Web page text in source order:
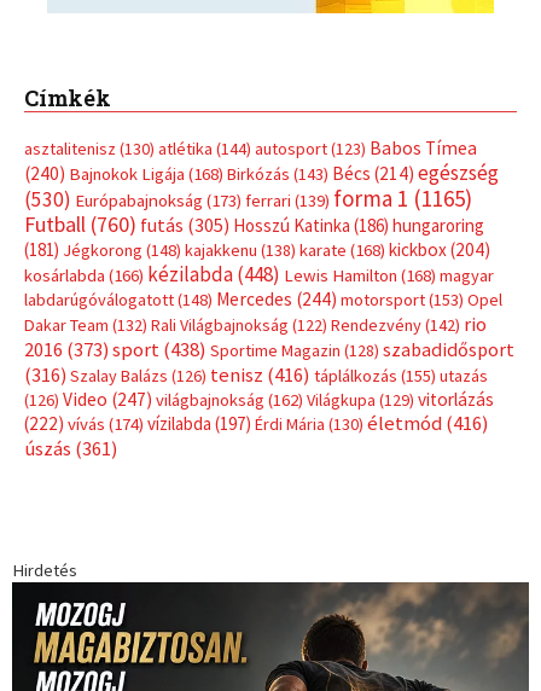
Címkék
asztalitenisz (130) atlétika (144) autosport(123) Babos Tímea
(240) Bajnokok Ligája (168) Birkózás (143) Bécs (214) egészség
(530) Európabajnokság (173) ferrari (139) forma 1 (1165)
Futball (760) futás (305) Hosszú Katinka (186) hungaroring
(181) Jégkorong (148) kajakkenu (138) karate (168) kickbox(204)
kosárlabda (166) kézilabda(448) Lewis Hamilton (168) magyar
labdarúgóválogatott(148) Mercedes (244) motorsport(153) Opel
Dakar Team (132) Rali Világbajnokság (122) Rendezvény(142) rio
2016 (373) sport(438) Sportime Magazin (128) szabadidősport
(316) Szalay Balázs (126) tenisz (416) táplálkozás (155) utazás
(126) Video (247) világbajnokság (162) Világkupa (129) vitorlázás
(222) vívás (174) vízilabda (197) Érdi Mária (130) életmód(416)
úszás (361)
Hirdetés